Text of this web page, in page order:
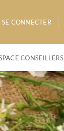
SE CONNECTER
CONSEILLERS